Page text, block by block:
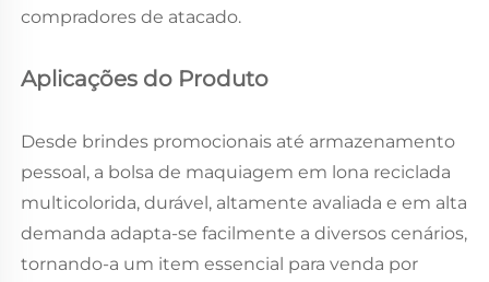
compradores de atacado.
Aplicações do Produto
Desde brindes promocionais até armazenamento
pessoal, a bolsa de maquiagem em lona reciclada
multicolorida, durável, altamente avaliada e em alta
demanda adapta-se facilmente a diversos cenários,
tornando-a um item essencial para venda por